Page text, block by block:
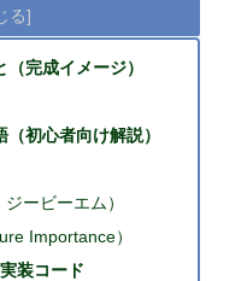
完成イメージ）
初心者向け解説）
ービーエム）
Importance）
装コード